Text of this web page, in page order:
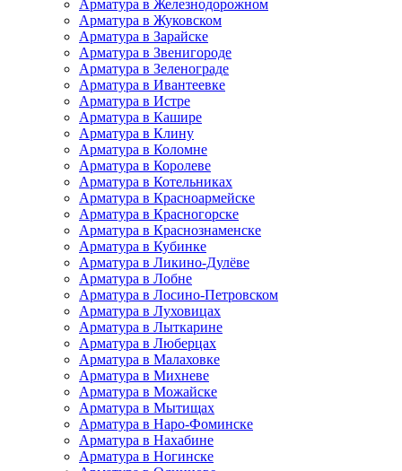
Арматура в Железнодорожном
Арматура в Жуковском
Арматура в Зарайске
Арматура в Звенигороде
Арматура в Зеленограде
Арматура в Ивантеевке
Арматура в Истре
Арматура в Кашире
Арматура в Клину
Арматура в Коломне
Арматура в Королеве
Арматура в Котельниках
Арматура в Красноармейске
Арматура в Красногорске
Арматура в Краснознаменске
Арматура в Кубинке
Арматура в Ликино-Дулёве
Арматура в Лобне
Арматура в Лосино-Петровском
Арматура в Луховицах
Арматура в Лыткарине
Арматура в Люберцах
Арматура в Малаховке
Арматура в Михневе
Арматура в Можайске
Арматура в Мытищах
Арматура в Наро-Фоминске
Арматура в Нахабине
Арматура в Ногинске